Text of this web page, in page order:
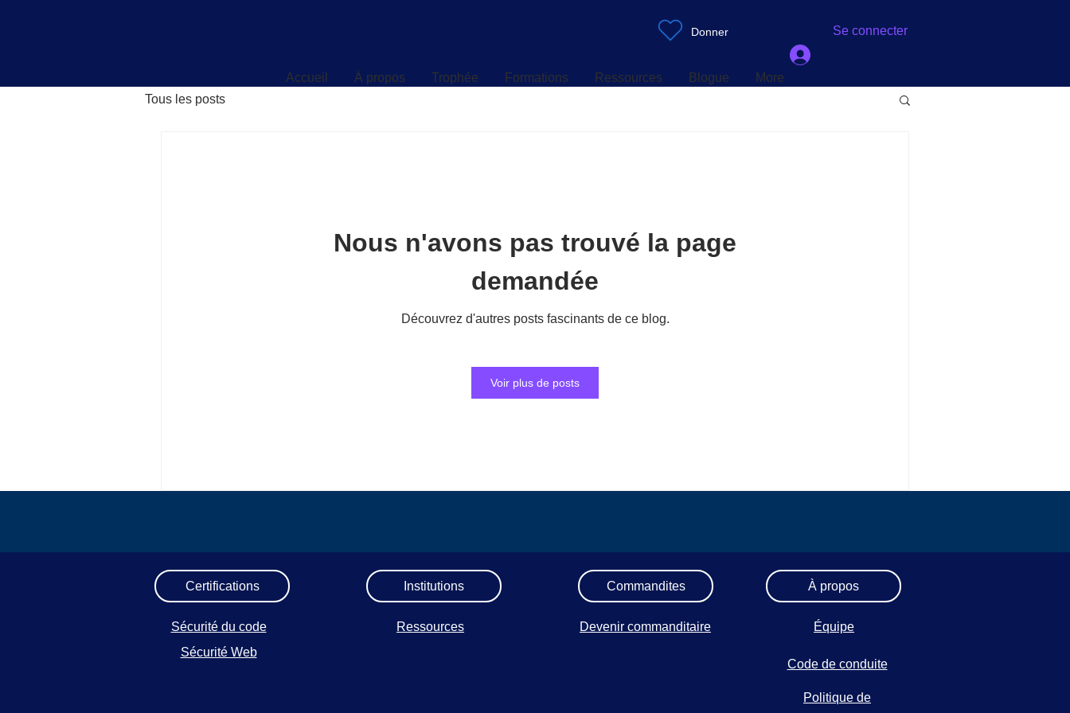
Accueil À propos Trophée Formations Ressources Blogue More
Donner Se connecter
Tous les posts
Nous n'avons pas trouvé la page
demandée
Découvrez d'autres posts fascinants de ce blog.
Voir plus de posts
Ressources Blogue
Certifications
Sécurité du code
Sécurité Web
Institutions
Ressources
Commandites
Devenir commanditaire
À propos
Équipe
Code de conduite
Politique de